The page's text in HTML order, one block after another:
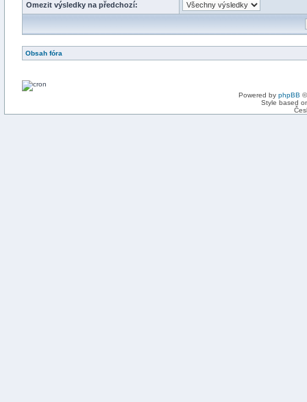
Omezit výsledky na předchozí:
Obsah fóra
Powered by phpBB
Style based